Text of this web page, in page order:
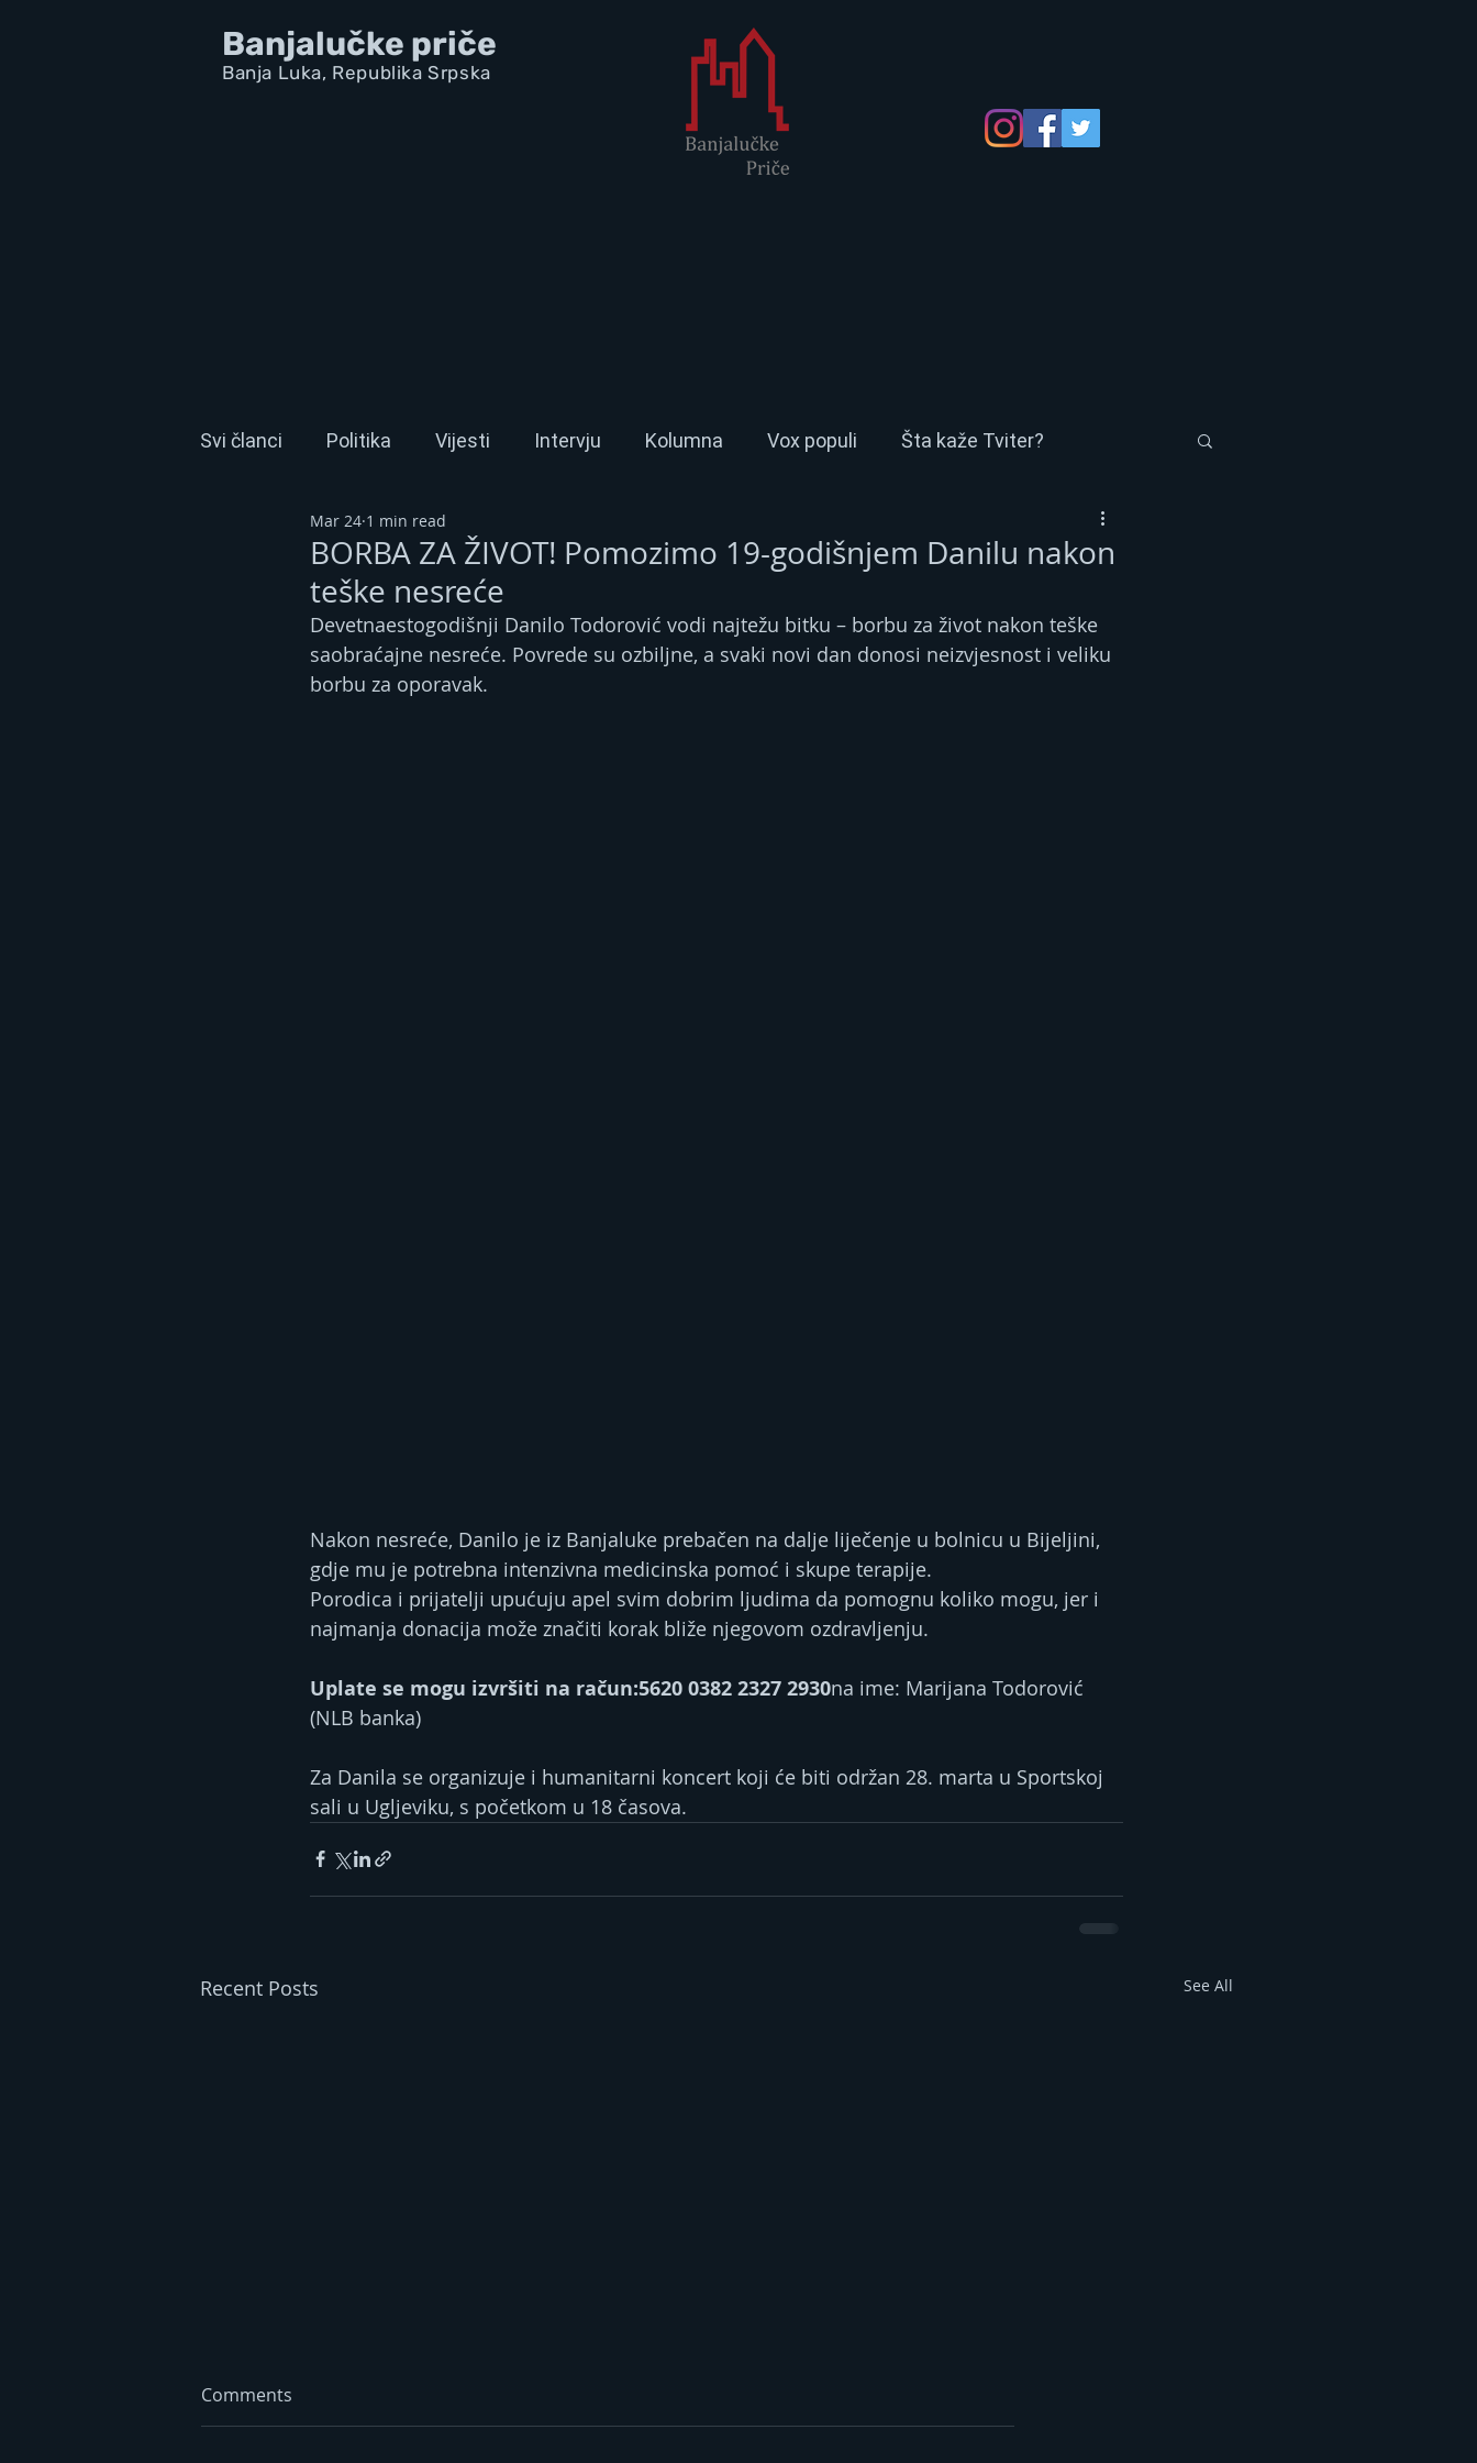
Banjalučke priče
Banja Luka, Republika Srpska
Svi članci Politika Vijesti Intervju Kolumna Vox populi Šta kaže Tviter?
BORBA ZA ŽIVOT! Pomozimo 19-godišnjem Danilu nakon
teške nesreće
Mar 24 1 min read
Devetnaestogodišnji Danilo Todorović vodi najtežu bitku – borbu za život nakon teške
saobraćajne nesreće. Povrede su ozbiljne, a svaki novi dan donosi neizvjesnost i veliku
borbu za oporavak.
Nakon nesreće, Danilo je iz Banjaluke prebačen na dalje liječenje u bolnicu u Bijeljini,
gdje mu je potrebna intenzivna medicinska pomoć i skupe terapije.
Porodica i prijatelji upućuju apel svim dobrim ljudima da pomognu koliko mogu, jer i
najmanja donacija može značiti korak bliže njegovom ozdravljenju.
Uplate se mogu izvršiti na račun:5620 0382 2327 2930na ime: Marijana Todorović
(NLB banka)
Za Danila se organizuje i humanitarni koncert koji će biti održan 28. marta u Sportskoj
sali u Ugljeviku, s početkom u 18 časova.
Recent Posts See All
Comments